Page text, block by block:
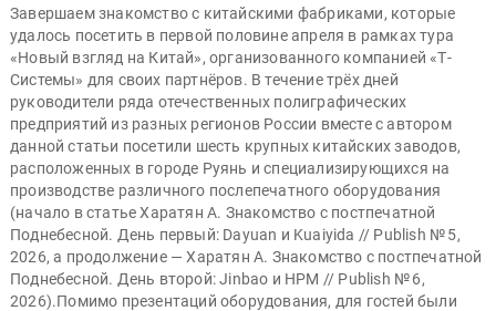
Завершаем знакомство с китайскими фабриками, которые
удалось посетить в первой половине апреля в рамках тура
«Новый взгляд на Китай», организованного компанией «Т-
Системы» для своих партнёров. В течение трёх дней
руководители ряда отечественных полиграфических
предприятий из разных регионов России вместе с автором
данной статьи посетили шесть крупных китайских заводов,
расположенных в городе Руянь и специализирующихся на
производстве различного послепечатного оборудования
(начало в статье Харатян А. Знакомство с постпечатной
Поднебесной. День первый: Dayuan и Kuaiyida // Publish № 5,
2026, а продолжение — Харатян А. Знакомство с постпечатной
Поднебесной. День второй: Jinbao и HPM // Publish № 6,
2026).Помимо презентаций оборудования, для гостей были